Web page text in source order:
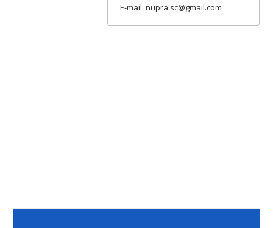
E-mail: nupra.sc@gmail.com